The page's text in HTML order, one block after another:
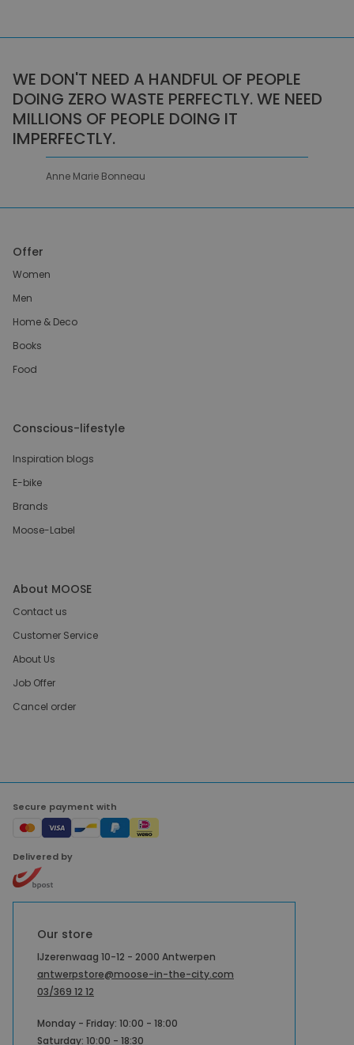
WE DON'T NEED A HANDFUL OF PEOPLE
DOING ZERO WASTE PERFECTLY. WE NEED
MILLIONS OF PEOPLE DOING IT
IMPERFECTLY.
Anne Marie Bonneau
Offer
Women
Men
Home & Deco
Books
Food
Conscious-lifestyle
Inspiration blogs
E-bike
Brands
Moose-Label
About MOOSE
Contact us
Customer Service
About Us
Job Offer
Cancel order
Secure payment with
Delivered by
Our store
IJzerenwaag 10-12 - 2000 Antwerpen
antwerpstore@moose-in-the-city.com
03/369 12 12
Monday - Friday: 10:00 - 18:00
Saturday: 10:00 - 18:30